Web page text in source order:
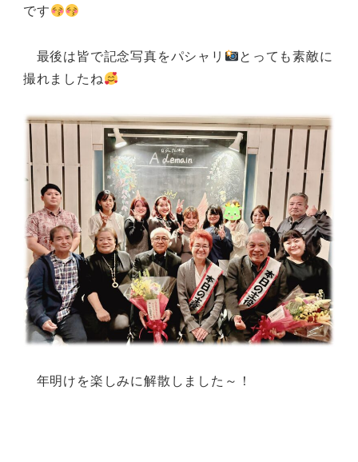
です
最後は皆で記念写真をパシャリ
とっても素敵に
撮れましたね
年明けを楽しみに解散しました～！